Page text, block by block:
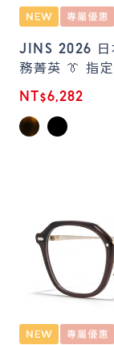
JINS 2026 日
務菁英 👔 指
NT$6,282